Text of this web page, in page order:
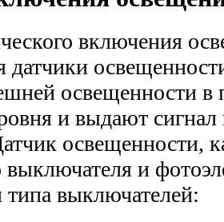
включения
датчики
освещенности
и выдают
освещенности,
выключателя и
типа выключателей: